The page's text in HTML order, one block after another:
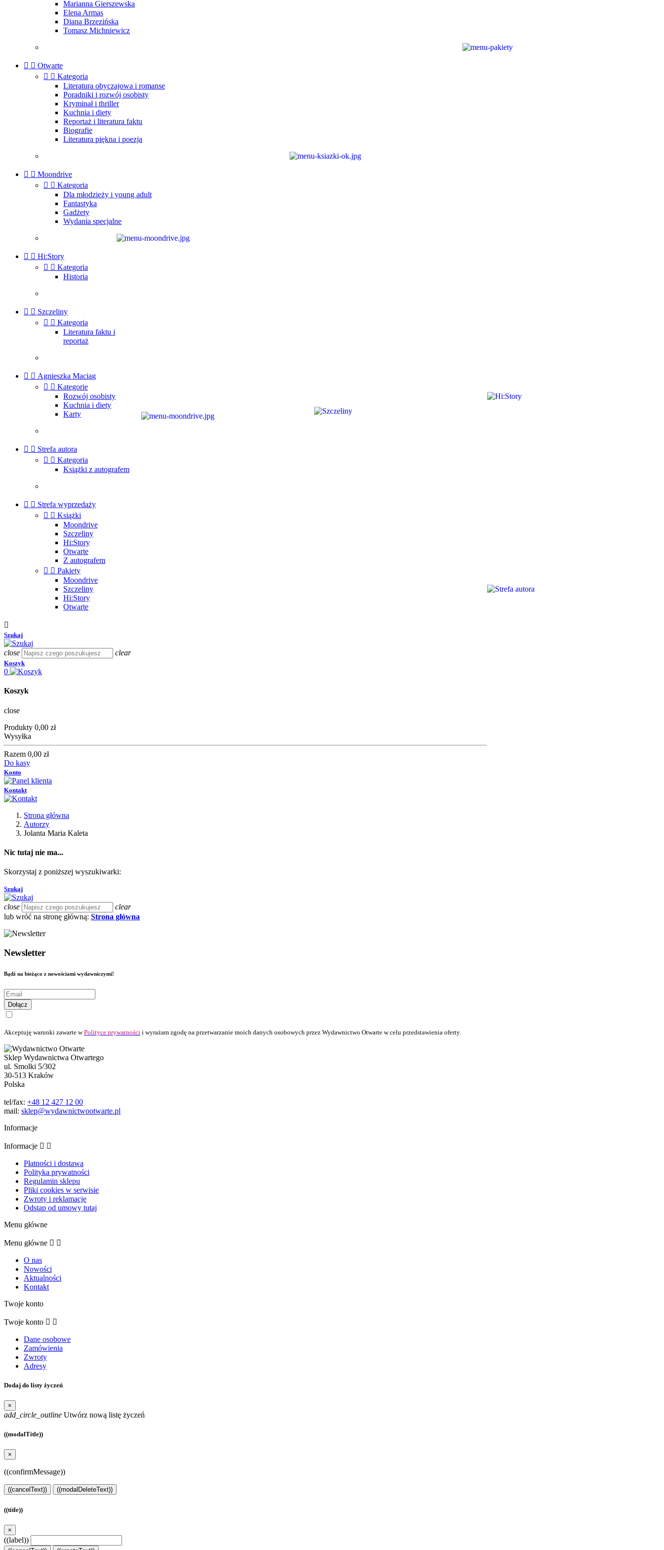
Marianna Gierszewska
Elena Armas
Diana Brzezińska
Tomasz Michniewicz
  Otwarte
  Kategoria
Literatura obyczajowa i romanse
Poradniki i rozwój osobisty
Kryminał i thriller
Kuchnia i diety
Reportaż i literatura faktu
Biografie
Literatura piękna i poezja
  Moondrive
  Kategoria
Dla młodzieży i young adult
Fantastyka
Gadżety
Wydania specjalne
  Hi:Story
  Kategoria
Historia
  Szczeliny
  Kategoria
Literatura faktu i
reportaż
  Agnieszka Maciąg
  Kategorie
Rozwój osobisty
Kuchnia i diety
Karty
  Strefa autora
  Kategoria
Książki z autografem
  Strefa wyprzedaży
  Książki
Moondrive
Szczeliny
Hi:Story
Otwarte
Z autografem
  Pakiety
Moondrive
Szczeliny
Hi:Story
Otwarte

Szukaj
close clear
Koszyk
0
Koszyk
close
Produkty 0,00 zł
Wysyłka
Razem 0,00 zł
Do kasy
Konto
Kontakt
Strona główna
Autorzy
Jolanta Maria Kaleta
Nic tutaj nie ma...
Skorzystaj z poniższej wyszukiwarki:
Szukaj
close
clear
lub wróć na stronę główną: Strona główna
Newsletter
Bądź na bieżąco z nowościami wydawniczymi!
Dołącz
Akceptuję warunki zawarte wPolityce prywatności i wyrażam zgodę na przetwarzanie moich danych osobowych przez Wydawnictwo Otwarte w celu przedstawienia oferty.
Sklep Wydawnictwa Otwartego
ul. Smolki 5/302
30-513 Kraków
Polska
tel/fax: +48 12 427 12 00
mail: sklep@wydawnictwootwarte.pl
Informacje
Informacje  
Płatności i dostawa
Polityka prywatności
Regulamin sklepu
Pliki cookies w serwisie
Zwroty i reklamacje
Odstąp od umowy tutaj
Menu główne
Menu główne  
O nas
Nowości
Aktualności
Kontakt
Twoje konto
Twoje konto  
Dane osobowe
Zamówienia
Zwroty
Adresy
Dodaj do listy życzeń
×
add_circle_outline Utwórz nową listę życzeń
((modalTitle))
×
((confirmMessage))
((cancelText)) ((modalDeleteText))
((title))
×
((label))